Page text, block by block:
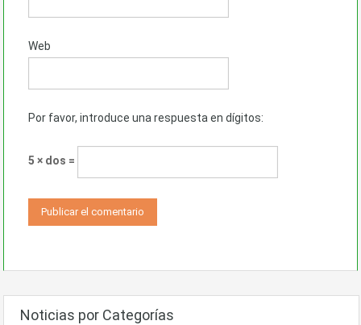
Web
Por favor, introduce una respuesta en dígitos:
5 × dos =
Noticias por Categorías